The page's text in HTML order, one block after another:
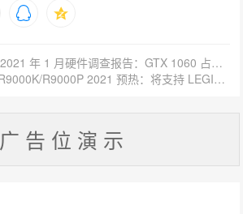
上一篇：Steam 公布 2021 年 1 月硬件调查报告：GTX 1060 占比仍为第一，但下滑明显
下一篇：联想拯救者 R9000K/R9000P 2021 预热：将支持 LEGION TrueStrike 原感键盘，R9000K 有 RGB
广 告 位 演 示